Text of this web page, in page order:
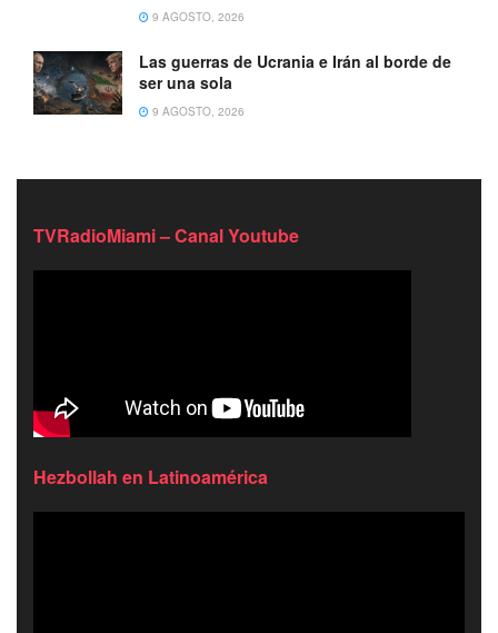
9 AGOSTO, 2026
Las guerras de Ucrania e Irán al borde de
ser una sola
9 AGOSTO, 2026
TVRadioMiami – Canal Youtube
Hezbollah en Latinoamérica